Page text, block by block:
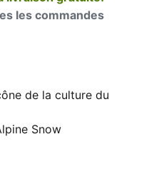
les commandes
de la culture du
urbaine depuis des
une chaussure
pour faire gagner
Snow